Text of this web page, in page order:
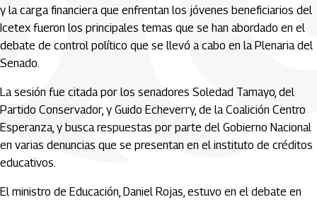
y la carga financiera que enfrentan los jóvenes beneficiarios del
Icetex fueron los principales temas que se han abordado en el
debate de control político que se llevó a cabo en la Plenaria del
Senado.
La sesión fue citada por los senadores Soledad Tamayo, del
Partido Conservador, y Guido Echeverry, de la Coalición Centro
Esperanza, y busca respuestas por parte del Gobierno Nacional
en varias denuncias que se presentan en el instituto de créditos
educativos.
El ministro de Educación, Daniel Rojas, estuvo en el debate en